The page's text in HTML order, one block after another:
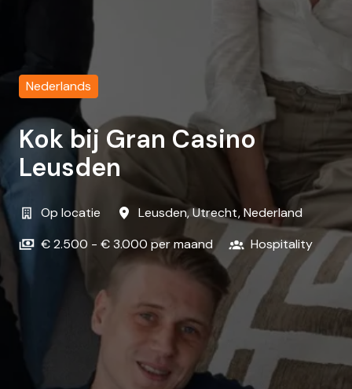
Nederlands
Kok bij Gran Casino
Leusden
Op locatie Leusden,Utrecht,Nederland
€ 2.500 - € 3.000 per maand
Hospitality